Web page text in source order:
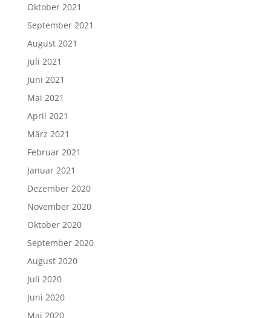
Oktober 2021
September 2021
August 2021
Juli 2021
Juni 2021
Mai 2021
April 2021
März 2021
Februar 2021
Januar 2021
Dezember 2020
November 2020
Oktober 2020
September 2020
August 2020
Juli 2020
Juni 2020
Mai 2020